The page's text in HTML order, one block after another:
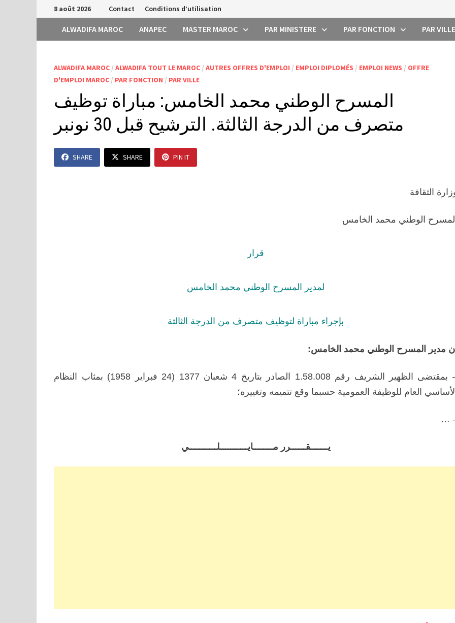
Passer
au
contenu
8 août 2026 Contact Conditions d’utilisation
ALWADIFA MAROC ANAPEC MASTER MAROC PAR MINISTERE PAR FONCTION PAR VILLE
ALWADIFA MAROC /ALWADIFA TOUT LE MAROC /AUTRES OFFRES D'EMPLOI / EMPLOI DIPLOMÉS / EMPLOI NEWS / OFFRE
D'EMPLOI MAROC / PAR FONCTION / PAR VILLE
المسرح الوطني محمد الخامس: مباراة توظيف
متصرف من الدرجة الثالثة. الترشيح قبل 30 نونبر
SHARE SHARE PIN IT
الثقافة
المسرح الوطني محمد الخامس
قرار
لمدير المسرح الوطني محمد الخامس
بإجراء مباراة لتوظيف متصرف من الدرجة الثالثة
إن مدير المسرح الوطني محمد الخامس:
– بمقتضى الظهير الشريف رقم 1.58.008 الصادر بتاريخ 4 شعبان 1377 (24 فبراير 1958) بمثاب النظام
الأساسي العام للوظيفة العمومية حسبما وقع تتميمه وتغييره؛
–
يـــــــقــــــرر مــــــــايـــــــــــلـــــــــــي